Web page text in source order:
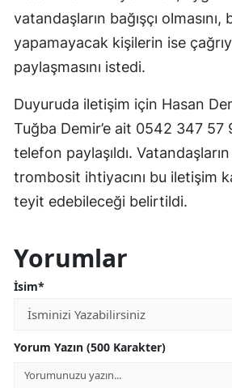
vatandaşların bağışçı olmasını,
yapamayacak kişilerin ise
paylaşmasını istedi.
Duyuruda iletişim için Hasan
Tuğba Demir’e ait 0542 347 57
telefon paylaşıldı.
trombosit ihtiyacını bu iletişim
teyit edebileceği belirtildi.
Yorumlar
İsim*
Yorum Yazın (500 Karakter)